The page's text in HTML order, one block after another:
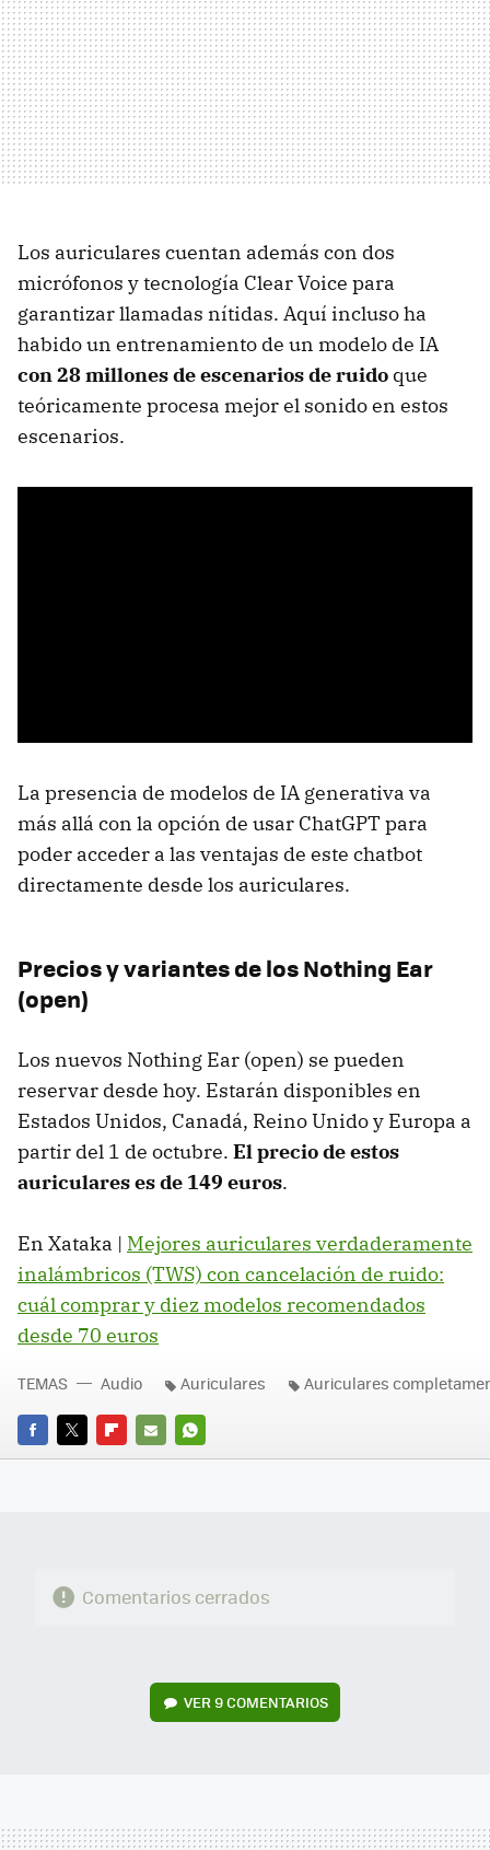
Los auriculares cuentan además con dos
micrófonos y tecnología Clear Voice para
garantizar llamadas nítidas. Aquí incluso ha
habido un entrenamiento de un modelo de IA
con 28 millones de escenarios de ruido que
teóricamente procesa mejor el sonido en estos
escenarios.
La presencia de modelos de IA generativa va
más allá con la opción de usar ChatGPT para
poder acceder a las ventajas de este chatbot
directamente desde los auriculares.
Precios y variantes de los Nothing Ear
(open)
Los nuevos Nothing Ear (open) se pueden
reservar desde hoy. Estarán disponibles en
Estados Unidos, Canadá, Reino Unido y Europa a
partir del 1 de octubre. El precio de estos
auriculares es de 149 euros.
En Xataka | Mejores auriculares verdaderamente
inalámbricos (TWS) con cancelación de ruido:
cuál comprar y diez modelos recomendados
desde 70 euros
FACEBOOK
TWITTERFLIPBOARD
E-
WHATSAPP
TEMAS Audio Auriculares Auriculares
Comentarios cerrados
VER 9 COMENTARIOS